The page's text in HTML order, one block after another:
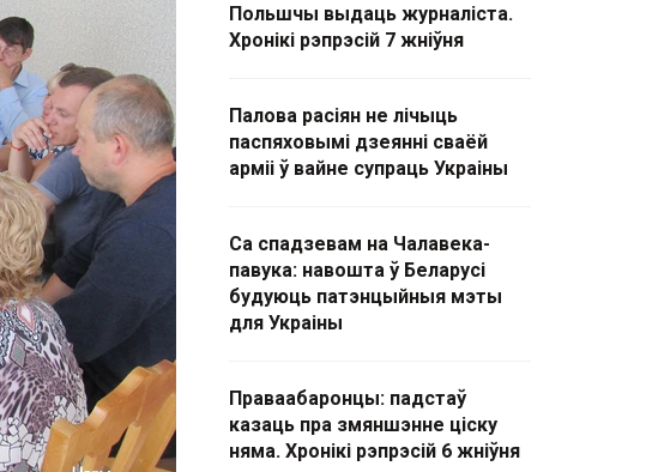
Польшчы выдаць журналіста.
Хронікі рэпрэсій 7 жніўня
Палова расіян не лічыць
паспяховымі дзеянні сваёй
арміі ў вайне супраць Украіны
Са спадзевам на Чалавека-
павука: навошта ў Беларусі
будуюць патэнцыйныя мэты
для Украіны
Праваабаронцы: падстаў
казаць пра змяншэнне ціску
няма. Хронікі рэпрэсій 6 жніўня